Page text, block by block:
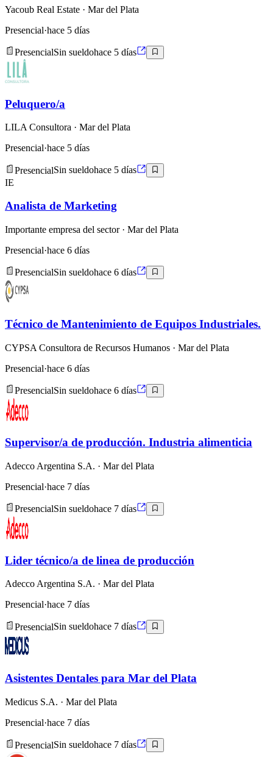
Yacoub Real Estate · Mar del Plata
Presencial·hace 5 días
PresencialSin sueldohace 5 días
Peluquero/a
LILA Consultora · Mar del Plata
Presencial·hace 5 días
PresencialSin sueldohace 5 días
IE
Analista de Marketing
Importante empresa del sector· Mar del Plata
Presencial·hace 6 días
PresencialSin sueldohace 6 días
Técnico de Mantenimiento de Equipos Industriales.
CYPSA Consultora de Recursos Humanos · Mar del Plata
Presencial·hace 6 días
PresencialSin sueldohace 6 días
Supervisor/a de producción. Industria alimenticia
Adecco Argentina S.A. · Mar del Plata
Presencial·hace 7 días
PresencialSin sueldohace 7 días
Lider técnico/a de linea de producción
Adecco Argentina S.A. · Mar del Plata
Presencial·hace 7 días
PresencialSin sueldohace 7 días
Asistentes Dentales para Mar del Plata
Medicus S.A. · Mar del Plata
Presencial·hace 7 días
PresencialSin sueldohace 7 días